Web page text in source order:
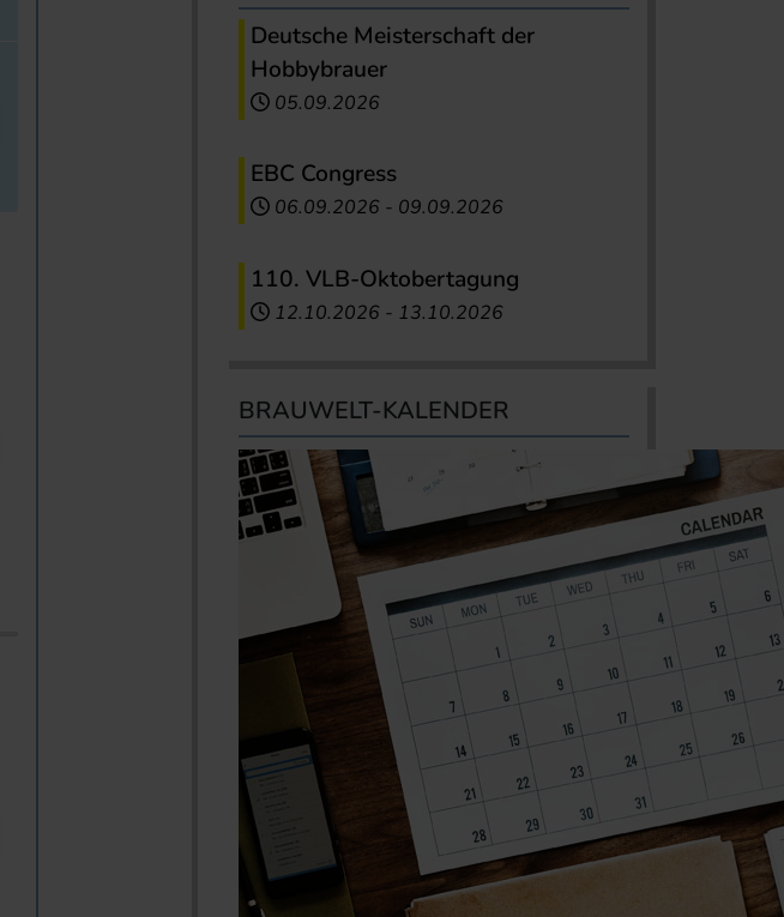
Deutsche Meisterschaft der
Hobbybrauer
05.09.2026
EBC Congress
06.09.2026 - 09.09.2026
110. VLB-Oktobertagung
12.10.2026 - 13.10.2026
BRAUWELT-KALENDER